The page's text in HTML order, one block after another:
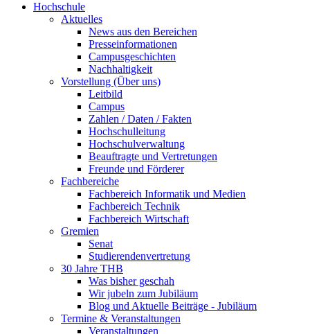
Hochschule
Aktuelles
News aus den Bereichen
Presseinformationen
Campusgeschichten
Nachhaltigkeit
Vorstellung (Über uns)
Leitbild
Campus
Zahlen / Daten / Fakten
Hochschulleitung
Hochschulverwaltung
Beauftragte und Vertretungen
Freunde und Förderer
Fachbereiche
Fachbereich Informatik und Medien
Fachbereich Technik
Fachbereich Wirtschaft
Gremien
Senat
Studierendenvertretung
30 Jahre THB
Was bisher geschah
Wir jubeln zum Jubiläum
Blog und Aktuelle Beiträge - Jubiläum
Termine & Veranstaltungen
Veranstaltungen